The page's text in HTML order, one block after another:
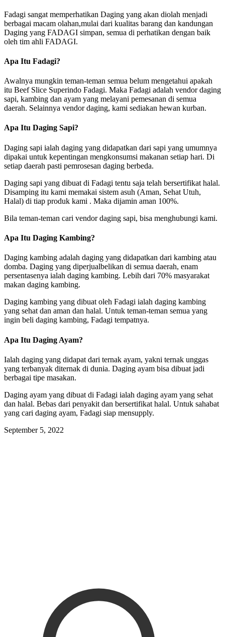
Fadagi sangat memperhatikan Daging yang akan diolah menjadi
berbagai macam olahan,mulai dari kualitas barang dan kandungan
Daging yang FADAGI simpan, semua di perhatikan dengan baik
oleh tim ahli FADAGI.
Apa Itu Fadagi?
Awalnya mungkin teman-teman semua belum mengetahui apakah
itu Beef Slice Superindo Fadagi. Maka Fadagi adalah vendor daging
sapi, kambing dan ayam yang melayani pemesanan di semua
daerah. Selainnya vendor daging, kami sediakan hewan kurban.
Apa Itu Daging Sapi?
Daging sapi ialah daging yang didapatkan dari sapi yang umumnya
dipakai untuk kepentingan mengkonsumsi makanan setiap hari. Di
setiap daerah pasti pemrosesan daging berbeda.
Daging sapi yang dibuat di Fadagi tentu saja telah bersertifikat halal.
Disamping itu kami memakai sistem asuh (Aman, Sehat Utuh,
Halal) di tiap produk kami . Maka dijamin aman 100%.
Bila teman-teman cari vendor daging sapi, bisa menghubungi kami.
Apa Itu Daging Kambing?
Daging kambing adalah daging yang didapatkan dari kambing atau
domba. Daging yang diperjualbelikan di semua daerah, enam
persentasenya ialah daging kambing. Lebih dari 70% masyarakat
makan daging kambing.
Daging kambing yang dibuat oleh Fadagi ialah daging kambing
yang sehat dan aman dan halal. Untuk teman-teman semua yang
ingin beli daging kambing, Fadagi tempatnya.
Apa Itu Daging Ayam?
Ialah daging yang didapat dari ternak ayam, yakni ternak unggas
yang terbanyak diternak di dunia. Daging ayam bisa dibuat jadi
berbagai tipe masakan.
Daging ayam yang dibuat di Fadagi ialah daging ayam yang sehat
dan halal. Bebas dari penyakit dan bersertifikat halal. Untuk sahabat
yang cari daging ayam, Fadagi siap mensupply.
September 5, 2022